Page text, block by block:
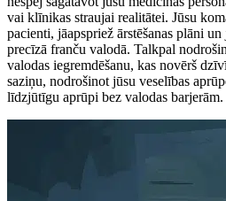
vai klīnikas straujai realitātei. Jūsu
pacienti, jāapspriež ārstēšanas plāni
precīzā franču valodā. Talkpal
valodas iegremdēšanu, kas novērš
saziņu, nodrošinot jūsu veselības
līdzjūtīgu aprūpi bez valodas barjerām.